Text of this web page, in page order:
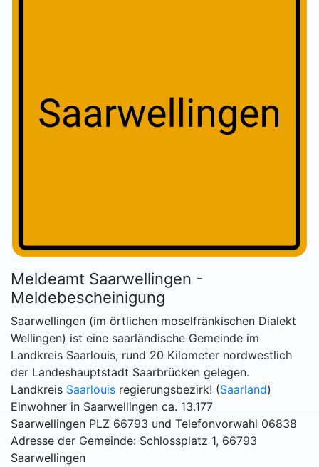
Meldeamt Saarwellingen -
Meldebescheinigung
Saarwellingen (im örtlichen moselfränkischen Dialekt
Wellingen) ist eine saarländische Gemeinde im
Landkreis Saarlouis, rund 20 Kilometer nordwestlich
der Landeshauptstadt Saarbrücken gelegen.
Landkreis Saarlouis regierungsbezirk! (Saarland)
Einwohner in Saarwellingen ca. 13.177
Saarwellingen PLZ 66793 und Telefonvorwahl 06838
Adresse der Gemeinde: Schlossplatz 1, 66793
Saarwellingen